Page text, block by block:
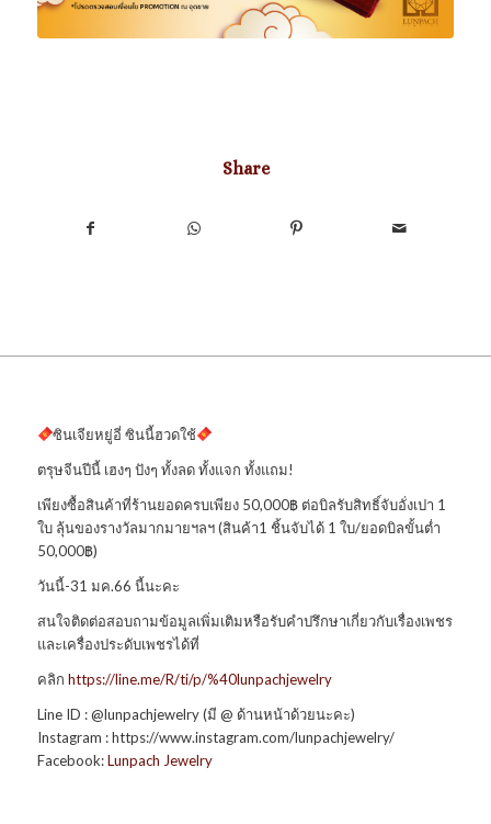
Share
ซินเจียหยู่อี่ ซินนี้ฮวดใช้
ตรุษจีนปีนี้ เฮงๆ ปังๆ ทั้งลด ทั้งแจก ทั้งแถม!
เพียงซื้อสินค้าที่ร้านยอดครบเพียง 50,000฿ ต่อบิลรับสิทธิ์จับอั่งเปา 1
ใบ ลุ้นของรางวัลมากมายฯลฯ (สินค้า1 ชิ้นจับได้ 1 ใบ/ยอดบิลขั้นต่ำ
50,000฿)
วันนี้-31 มค.66 นี้นะคะ
สนใจติดต่อสอบถามข้อมูลเพิ่มเติมหรือรับคำปรึกษาเกี่ยวกับเรื่องเพชร
และเครื่องประดับเพชรได้ที่
คลิก https://line.me/R/ti/p/%40lunpachjewelry
Line ID : @lunpachjewelry (มี @ ด้านหน้าด้วยนะคะ)
Instagram : https://www.instagram.com/lunpachjewelry/
Facebook:Lunpach Jewelry